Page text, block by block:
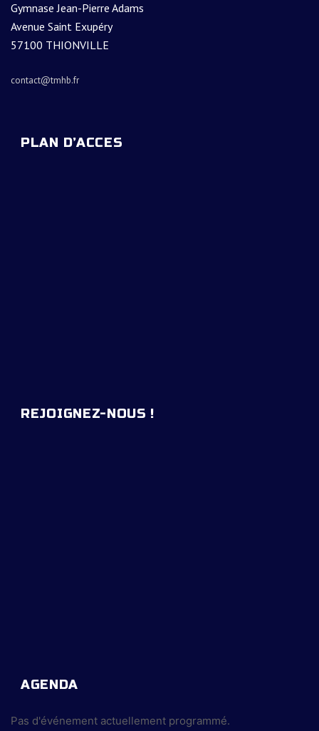
Gymnase Jean-Pierre Adams
Avenue Saint Exupéry
57100 THIONVILLE
contact@tmhb.fr
PLAN D’ACCES
REJOIGNEZ-NOUS !
AGENDA
Pas d'événement actuellement programmé.